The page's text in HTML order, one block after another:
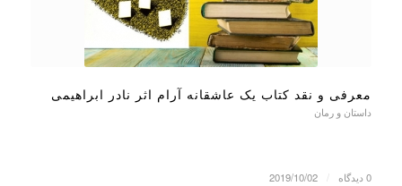
معرفی و نقد کتاب یک عاشقانه آرام اثر نادر ابراهیمی
داستان و رمان
0 دیدگاه 2019/10/02